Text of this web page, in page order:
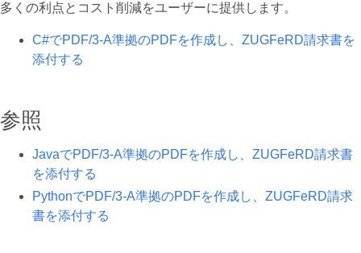
多くの利点とコスト削減をユーザーに提供します。
C#でPDF/3-A準拠のPDFを作成し、ZUGFeRD請求書を
添付する
参照
JavaでPDF/3-A準拠のPDFを作成し、ZUGFeRD請求書
を添付する
PythonでPDF/3-A準拠のPDFを作成し、ZUGFeRD請求
書を添付する